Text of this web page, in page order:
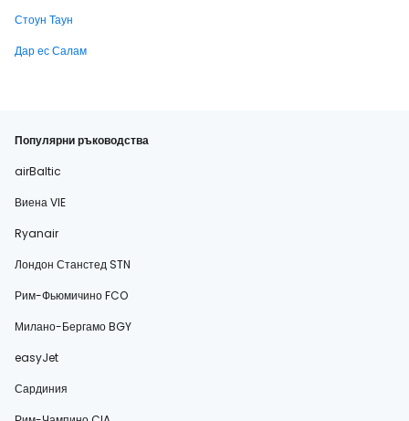
Стоун Таун
Дар ес Салам
Популярни ръководства
airBaltic
Виена VIE
Ryanair
Лондон Станстед STN
Рим-Фьюмичино FCO
Милано-Бергамо BGY
easyJet
Сардиния